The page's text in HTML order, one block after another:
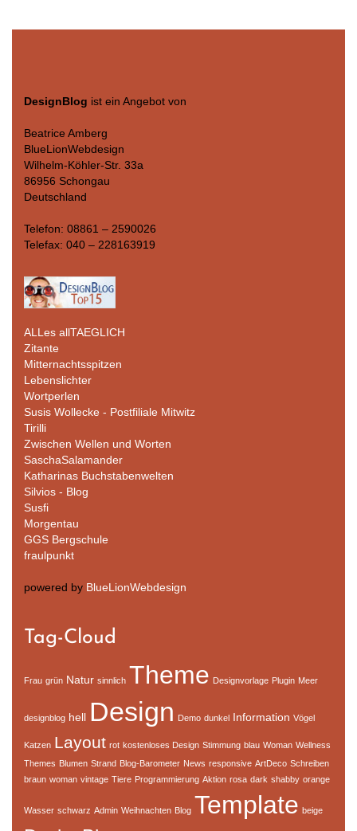
DesignBlog ist ein Angebot von
Beatrice Amberg
BlueLionWebdesign
Wilhelm-Köhler-Str. 33a
86956 Schongau
Deutschland
Telefon: 08861 – 2590026
Telefax: 040 – 228163919
ALLes allTAEGLICH
Zitante
Mitternachtsspitzen
Lebenslichter
Wortperlen
Susis Wollecke - Postfiliale Mitwitz
Tirilli
Zwischen Wellen und Worten
SaschaSalamander
Katharinas Buchstabenwelten
Silvios - Blog
Susfi
Morgentau
GGS Bergschule
fraulpunkt
powered by BlueLionWebdesign
Tag-Cloud
Frau grün Natur sinnlich Theme Designvorlage Plugin Meer
designblog hell Design Demo dunkel Information Vögel
Katzen Layout rot kostenloses Design Stimmung blau Woman Wellness
Themes Blumen Strand Blog-Barometer News responsive ArtDeco Schreiben
braun woman vintage Tiere Programmierung Aktion rosa dark shabby orange
Wasser schwarz Admin Weihnachten Blog Template beige